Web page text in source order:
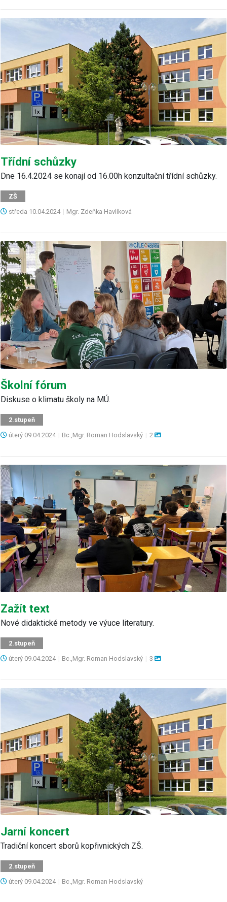
Třídní schůzky
Dne 16.4.2024 se konají od 16.00h konzultační třídní schůzky.
ZŠ
středa 10.04.2024 | Mgr. Zdeňka Havlíková
Školní fórum
Diskuse o klimatu školy na MÚ.
2.stupeň
úterý 09.04.2024 | Bc.,Mgr. Roman Hodslavský | 2
Zažít text
Nové didaktické metody ve výuce literatury.
2.stupeň
úterý 09.04.2024 | Bc.,Mgr. Roman Hodslavský | 3
Jarní koncert
Tradiční koncert sborů kopřivnických ZŠ.
2.stupeň
úterý 09.04.2024 | Bc.,Mgr. Roman Hodslavský